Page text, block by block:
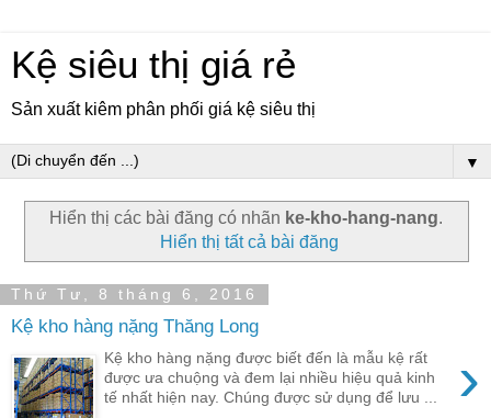
Kệ siêu thị giá rẻ
Sản xuất kiêm phân phối giá kệ siêu thị
▼
Hiển thị các bài đăng có nhãn ke-kho-hang-nang.
Hiển thị tất cả bài đăng
Thứ Tư, 8 tháng 6, 2016
Kệ kho hàng nặng Thăng Long
›
Kệ kho hàng nặng được biết đến là mẫu kệ rất
được ưa chuộng và đem lại nhiều hiệu quả kinh
tế nhất hiện nay. Chúng được sử dụng để lưu ...